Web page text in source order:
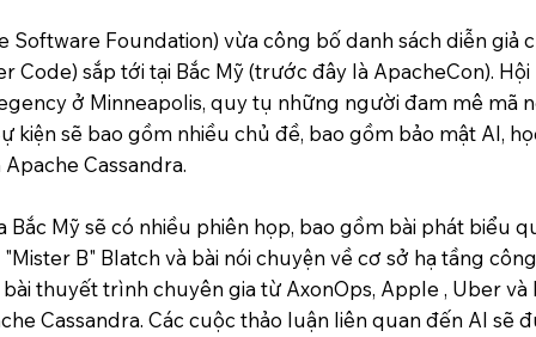
Software Foundation) vừa công bố danh sách diễn giả
Code) sắp tới tại Bắc Mỹ (trước đây là ApacheCon).
ở Minneapolis, quy tụ những người đam mê mã
kiện sẽ bao gồm nhiều chủ đề, bao gồm bảo mật AI,
Cassandra.
Bắc Mỹ sẽ có nhiều phiên họp, bao gồm bài phát biểu
B" Blatch và bài nói chuyện về cơ sở hạ tầng
thuyết trình chuyên gia từ AxonOps, Apple , Uber và
Cassandra. Các cuộc thảo luận liên quan đến AI sẽ